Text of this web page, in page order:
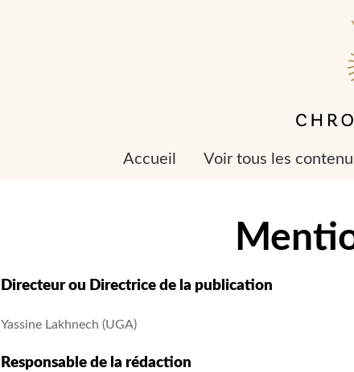
Accueil Voir tous les
Directeur ou Directrice de la publication
Yassine Lakhnech (UGA)
Responsable de la rédaction